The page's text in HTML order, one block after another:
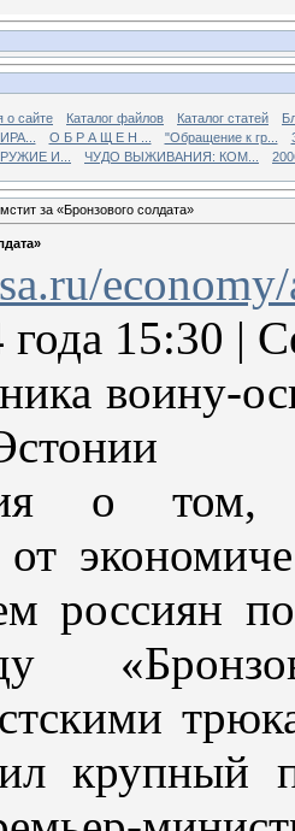
о сайте Каталог файлов Каталог статей
О Б Р А Щ Е Н ... "Обращение к гр...
И...
ЧУДО ВЫЖИВАНИЯ: КОМ...
за «Бронзового солдата»
года
воину-
о том,
от
россиян
крупный